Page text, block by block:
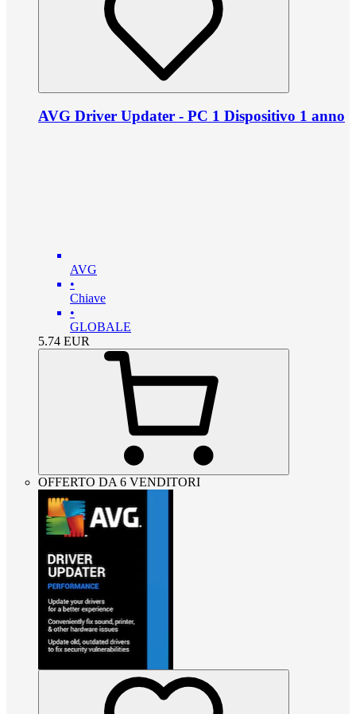
AVG Driver Updater - PC 1 Dispositivo 1 anno
AVG
•
Chiave
•
GLOBALE
5.74 EUR
OFFERTO DA 6 VENDITORI